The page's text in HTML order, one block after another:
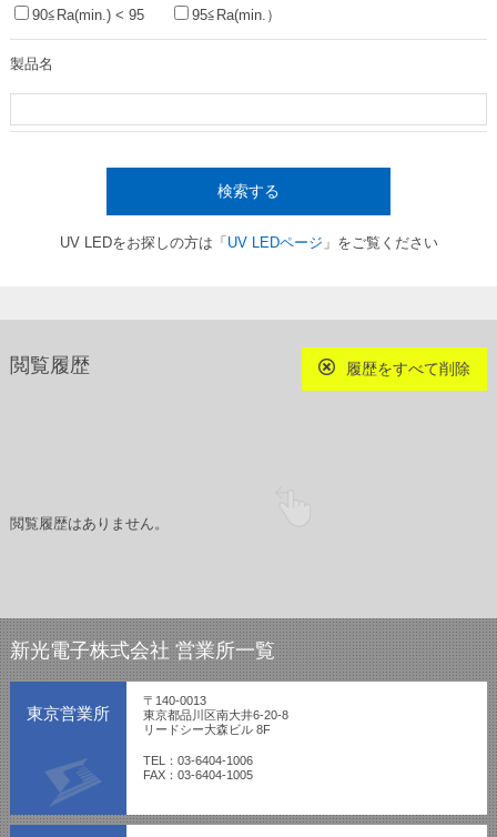
90≦Ra(min.) < 95
95≦Ra(min.）
製品名
検索する
UV LEDをお探しの方は「 UV LEDページ 」をご覧ください
閲覧履歴 履歴をすべて削除
閲覧履歴はありません。
新光電子株式会社 営業所一覧
東京営業所
〒140-0013
東京都品川区南大井6-20-8
リードシー大森ビル 8F
TEL：03-6404-1006
FAX：03-6404-1005